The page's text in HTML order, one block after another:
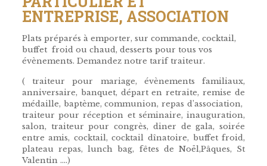
ENTREPRISE, ASSOCIATION
Plats préparés à emporter, sur commande, cocktail,
buffet froid ou chaud, desserts pour tous vos
évènements. Demandez notre tarif traiteur.
( traiteur pour mariage, évènements familiaux,
anniversaire, banquet, départ en retraite, remise de
médaille, baptème, communion, repas d’association,
traiteur pour réception et séminaire, inauguration,
salon, traiteur pour congrès, diner de gala, soirée
entre amis, cocktail, cocktail dînatoire, buffet froid,
plateau repas, lunch bag, fêtes de Noël,Pâques, St
Valentin ….)